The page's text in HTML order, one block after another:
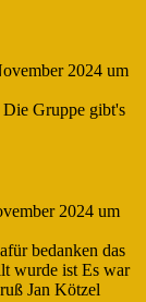
2024 um
Gruppe gibt's
2024 um
bedanken das
wurde ist Es war
Jan Kötzel